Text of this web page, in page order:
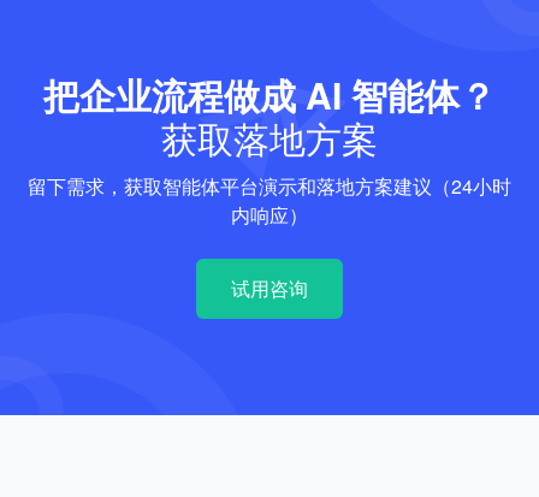
把企业流程做成 AI 智能体？
获取落地方案
留下需求，获取智能体平台演示和落地方案建议（24小时
内响应）
试用咨询